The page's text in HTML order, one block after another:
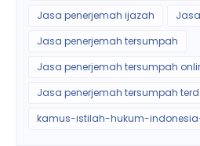
Jasa penerjemah ijazah
Jasa penerjemah tersumpah
Jasa penerjemah tersumpah
Jasa penerjemah tersumpah
kamus-istilah-hukum-